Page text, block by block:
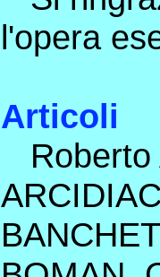
l'opera
Articoli
Roberto